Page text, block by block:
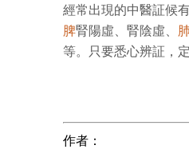
經常出現的中醫証候
脾腎陽虛、腎陰虛、 肺
等。只要悉心辨証，
作者：